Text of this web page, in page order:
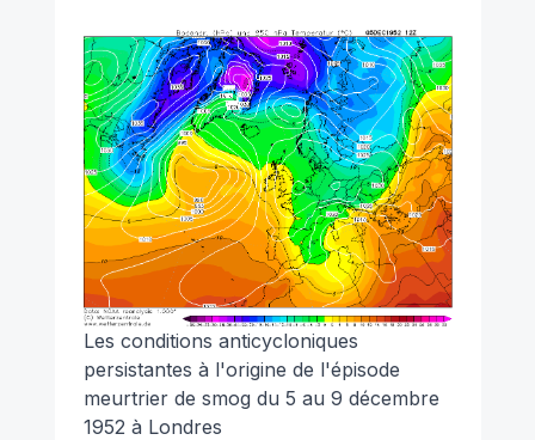
Les conditions anticycloniques
persistantes à l'origine de l'épisode
meurtrier de smog du 5 au 9 décembre
1952 à Londres